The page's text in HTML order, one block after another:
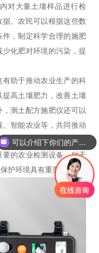
对大量土壤样品进行检
。农民可以根据这些数
，制定科学合理的施肥
化肥对环境的污染，提
助于推动农业生产的科
高土壤肥力，改善土壤
测土配方施肥仪还可以
智能农业等，共同推动
的农业检测设备，对于
护环境具有重要意义。
可以介绍下你们的产品么